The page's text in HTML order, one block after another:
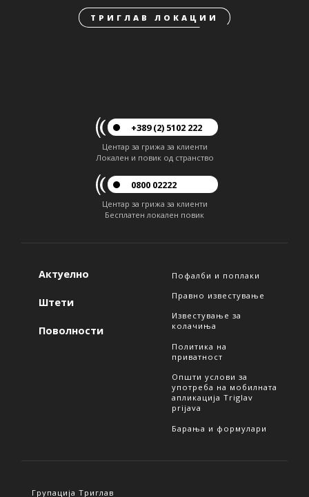
ТРИГЛАВ ЛОКАЦИИ
+389 (2) 5102 222
Центар за грижа за клиенти
Локален и повик од странство
0800 02222
Центар за грижа за клиенти
Бесплатен локален повик
Актуелно
Штети
Поволности
Пофалби и поплаки
Правно известување
Известување за
колачиња
Политика на
приватност
Општи услови за
употреба на мобилната
апликација Triglav
prijava
Барања и формулари
Групација Триглав